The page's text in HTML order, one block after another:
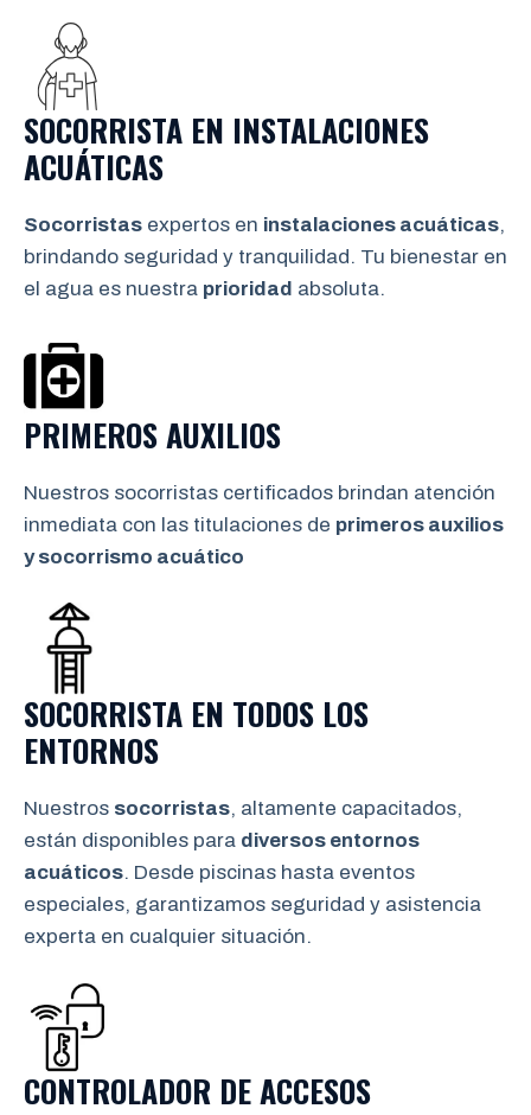
SOCORRISTA EN INSTALACIONES
ACUÁTICAS
Socorristas expertos en instalaciones acuáticas,
brindando seguridad y tranquilidad. Tu bienestar en
el agua es nuestra prioridad absoluta.
PRIMEROS AUXILIOS
Nuestros socorristas certificados brindan atención
inmediata con las titulaciones de primeros auxilios
y socorrismo acuático
SOCORRISTA EN TODOS LOS
ENTORNOS
Nuestros socorristas, altamente capacitados,
están disponibles para diversos entornos
acuáticos. Desde piscinas hasta eventos
especiales, garantizamos seguridad y asistencia
experta en cualquier situación.
CONTROLADOR DE ACCESOS